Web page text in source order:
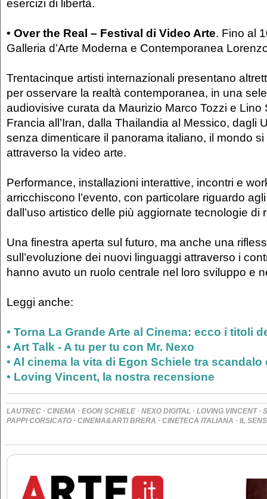
esercizi di libertà.
• Over the Real – Festival di Video Arte. Fino al
Galleria d’Arte Moderna e Contemporanea
Trentacinque artisti internazionali presentano
per osservare la realtà contemporanea, in una
audiovisive curata da Maurizio Marco Tozzi e Lino
Francia all’Iran, dalla Thailandia al Messico, dagli
senza dimenticare il panorama italiano, il mondo
attraverso la video arte.
Performance, installazioni interattive, incontri e
arricchiscono l’evento, con particolare riguardo
dall’uso artistico delle più aggiornate tecnologie di
Una finestra aperta sul futuro, ma anche una
sull’evoluzione dei nuovi linguaggi attraverso i
hanno avuto un ruolo centrale nel loro sviluppo e
Leggi anche:
• Torna La Grande Arte al Cinema: ecco i titoli
• Art Talk - A tu per tu con Mr. Nexo
• Al cinema la vita di Egon Schiele tra scandalo
• Loving Vincent, la nostra recensione
LAUTREC · CINEMA · EGON SCHIELE · NEXO DIGITAL · LOVING VINCENT·
PAPPI CORSICATO · CINEMA&ARTI BRERA · CINETECA ITALIANA · IL